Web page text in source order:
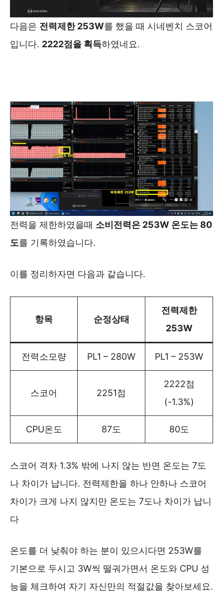
다음은 전력제한 253W를 했을 때 시네벤치 스코어
입니다. 2222점을 획득하였네요.
전력을 제한하였을때 소비전력은 253W 온도는 80
도를 기록하였습니다.
이를 정리하자면 다음과 같습니다.
항목 순정상태
전력제한
253W
전력소모량 PL1 – 280W PL1 – 253W
스코어 2251점
2222점
(-1.3%)
CPU온도 87도 80도
스코어 격차 1.3% 밖에 나지 않는 반면 온도는 7도
나 차이가 납니다. 전력제한을 하나 안하나 스코어
차이가 크게 나지 않지만 온도는 7도나 차이가 납니
다
온도를 더 낮춰야 하는 분이 있으시다면 253W를
기본으로 두시고 3W씩 떨궈가면서 온도와 CPU 성
능을 체크하여 자기 자신만의 적절값을 찾아보세요.